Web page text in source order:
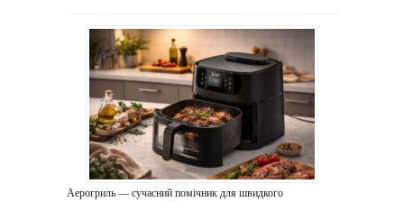
Аерогриль — сучасний помічник для швидкого